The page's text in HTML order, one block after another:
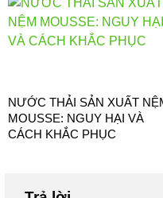
NƯỚC THẢI SẢN XUẤT
MOUSSE: NGUY HẠI VÀ
CÁCH KHẮC PHỤC